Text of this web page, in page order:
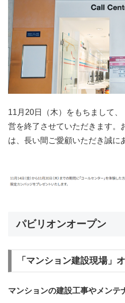
11月20日（木）をもちまして
営を終了させていただきます。
は、長い間ご愛顧いただき誠に
パビリオンオープン
「マンション建設現場」
マンションの建設工事やメンテ